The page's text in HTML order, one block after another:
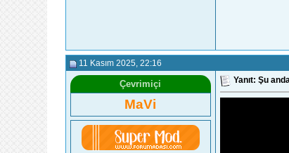
11 Kasım 2025 , 22:16
Çevrimiçi
MaVi
Yanıt: Şu